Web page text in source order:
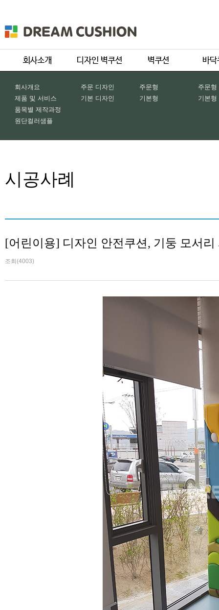
회사개요
제품 및 서비스
품목별 제작과정
원단컬러샘플
주문 디자인
기본 디자인
주문형
기본형
주문형
기본형
시공사례
[어린이용] 디자인 안전쿠션, 기둥 모서리
조회(4003)